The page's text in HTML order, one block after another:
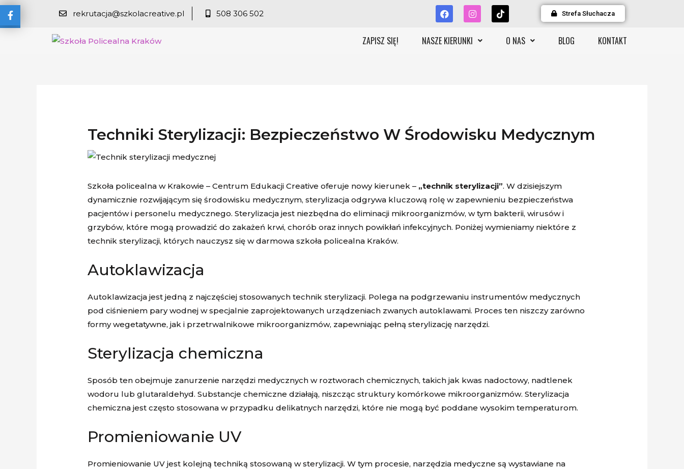
rekrutacja@szkolacreative.pl 508 306 502 Strefa Słuchacza
ZAPISZ SIĘ! NASZE KIERUNKI O NAS BLOG KONTAKT
Techniki Sterylizacji: Bezpieczeństwo W Środowisku Medycznym
Szkoła policealna w Krakowie – Centrum Edukacji Creative oferuje nowy kierunek – „technik sterylizacji”. W dzisiejszym
dynamicznie rozwijającym się środowisku medycznym, sterylizacja odgrywa kluczową rolę w zapewnieniu bezpieczeństwa
pacjentów i personelu medycznego. Sterylizacja jest niezbędna do eliminacji mikroorganizmów, w tym bakterii, wirusów i
grzybów, które mogą prowadzić do zakażeń krwi, chorób oraz innych powikłań infekcyjnych. Poniżej wymieniamy niektóre z
technik sterylizacji, których nauczysz się w darmowa szkoła policealna Kraków.
Autoklawizacja
Autoklawizacja jest jedną z najczęściej stosowanych technik sterylizacji. Polega na podgrzewaniu instrumentów medycznych
pod ciśnieniem pary wodnej w specjalnie zaprojektowanych urządzeniach zwanych autoklawami. Proces ten niszczy zarówno
formy wegetatywne, jak i przetrwalnikowe mikroorganizmów, zapewniając pełną sterylizację narzędzi.
Sterylizacja chemiczna
Sposób ten obejmuje zanurzenie narzędzi medycznych w roztworach chemicznych, takich jak kwas nadoctowy, nadtlenek
wodoru lub glutaraldehyd. Substancje chemiczne działają, niszcząc struktury komórkowe mikroorganizmów. Sterylizacja
chemiczna jest często stosowana w przypadku delikatnych narzędzi, które nie mogą być poddane wysokim temperaturom.
Promieniowanie UV
Promieniowanie UV jest kolejną techniką stosowaną w sterylizacji. W tym procesie, narzędzia medyczne są wystawiane na